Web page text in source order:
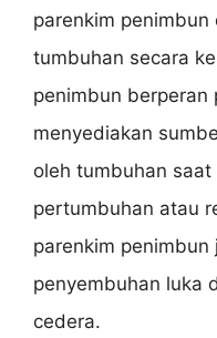
parenkim
tumbuhan secara
penimbun berperan
menyediakan
oleh tumbuhan saat
pertumbuhan atau
parenkim
penyembuhan luka
cedera.